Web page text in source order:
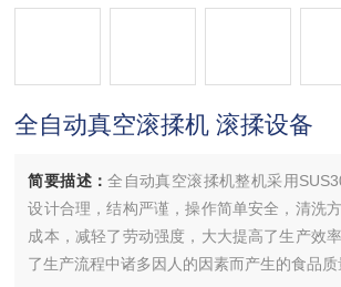
全自动真空滚揉机 滚揉设备
简要描述：全自动真空滚揉机整机采用
设计合理，结构严谨，操作简单安全，清洗
成本，减轻了劳动强度，大大提高了生产效
了生产流程中诸多因人的因素而产生的食品质